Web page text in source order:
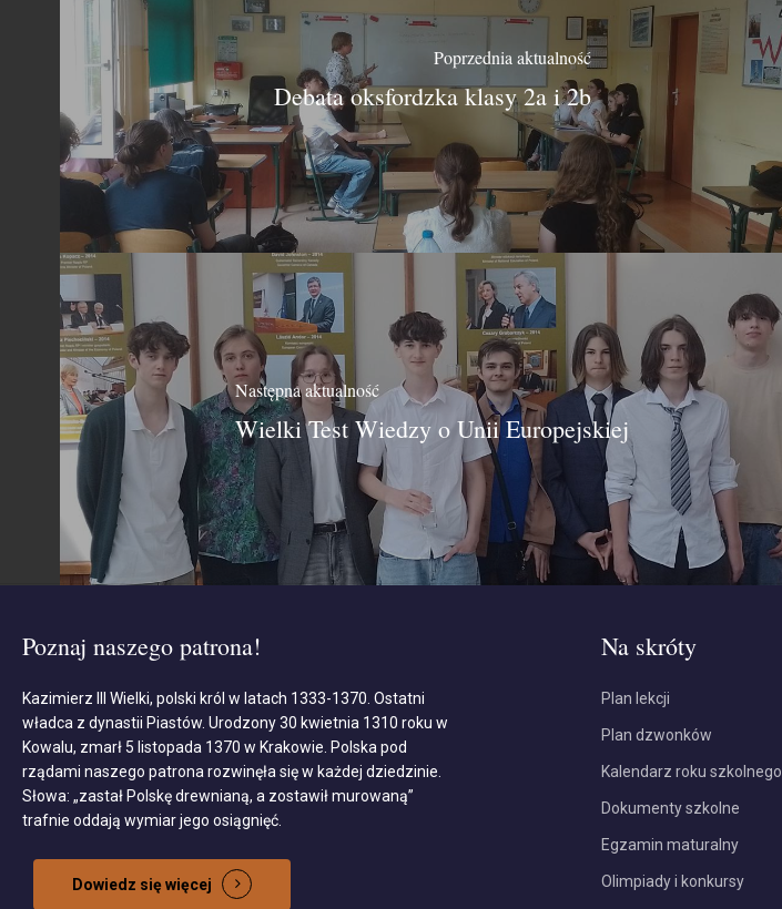
Poprzednia aktualność
Debata oksfordzka klasy 2a i 2b
Następna aktualność
Wielki Test Wiedzy o Unii Europejskiej
Poznaj naszego patrona!
Kazimierz III Wielki, polski król w latach 1333-1370. Ostatni
władca z dynastii Piastów. Urodzony 30 kwietnia 1310 roku w
Kowalu, zmarł 5 listopada 1370 w Krakowie. Polska pod
rządami naszego patrona rozwinęła się w każdej dziedzinie.
Słowa: „zastał Polskę drewnianą, a zostawił murowaną”
trafnie oddają wymiar jego osiągnięć.
Dowiedz się więcej
Na skróty
Plan lekcji
Plan dzwonków
Kalendarz roku szkolnego
Dokumenty szkolne
Egzamin maturalny
Olimpiady i konkursy